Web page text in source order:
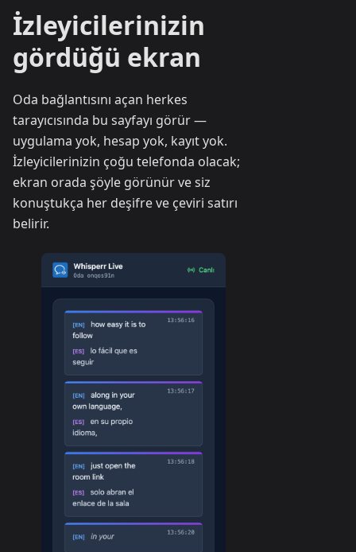
İzleyicilerinizin
gördüğü ekran
Oda bağlantısını açan herkes
tarayıcısında bu sayfayı görür —
uygulama yok, hesap yok, kayıt yok.
İzleyicilerinizin çoğu telefonda olacak;
ekran orada şöyle görünür ve siz
konuştukça her deşifre ve çeviri satırı
belirir.